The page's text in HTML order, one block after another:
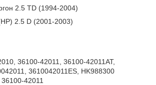
2.5 TD (1994-2004)
2.5 D (2001-2003)
36100-42011, 36100-42011AT,
3610042011ES, HK988300
42011